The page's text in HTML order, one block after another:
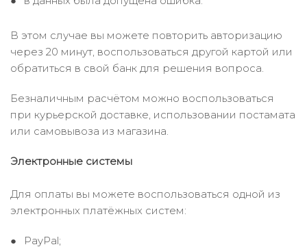
В этом случае вы можете повторить авторизацию
через 20 минут, воспользоваться другой картой или
обратиться в свой банк для решения вопроса.
Безналичным расчётом можно воспользоваться
при курьерской доставке, использовании постамата
или самовывоза из магазина.
Электронные системы
Для оплаты вы можете воспользоваться одной из
электронных платёжных систем:
PayPal;